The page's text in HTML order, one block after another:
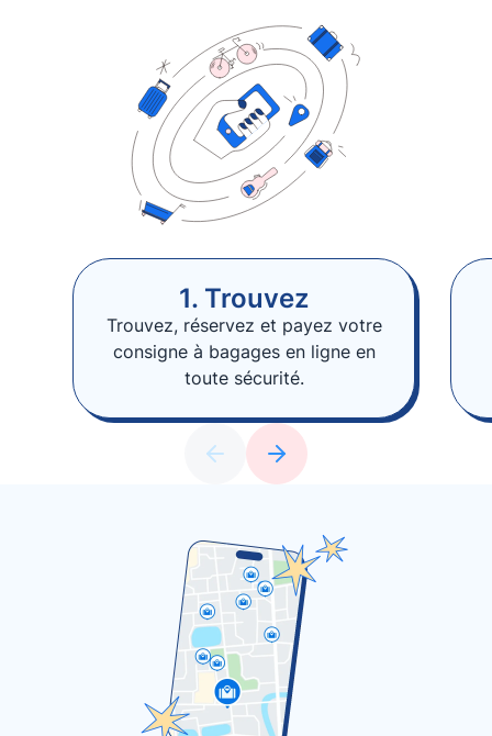
1. Trouvez
Trouvez, réservez et payez votre
consigne à bagages en ligne en
toute sécurité.